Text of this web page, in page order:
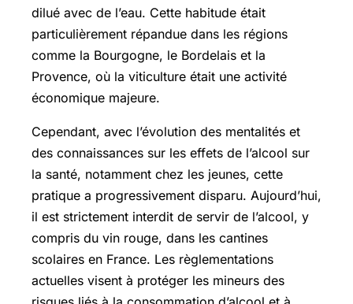
dilué avec de l’eau. Cette habitude était
particulièrement répandue dans les régions
comme la Bourgogne, le Bordelais et la
Provence, où la viticulture était une activité
économique majeure.
Cependant, avec l’évolution des mentalités et
des connaissances sur les effets de l’alcool sur
la santé, notamment chez les jeunes, cette
pratique a progressivement disparu. Aujourd’hui,
il est strictement interdit de servir de l’alcool, y
compris du vin rouge, dans les cantines
scolaires en France. Les règlementations
actuelles visent à protéger les mineurs des